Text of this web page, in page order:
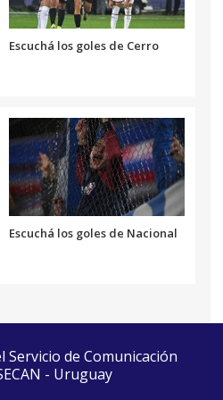
Escuchá los goles de Cerro
Escuchá los goles de Nacional
de Comunicación
- Uruguay